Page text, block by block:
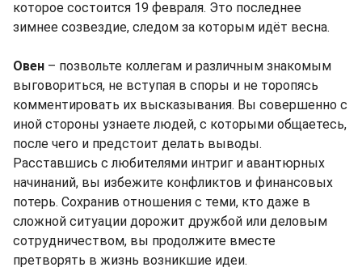
которое состоится 19 февраля. Это последнее
зимнее созвездие, следом за которым идёт весна.
Овен – позвольте коллегам и различным знакомым
выговориться, не вступая в споры и не торопясь
комментировать их высказывания. Вы совершенно с
иной стороны узнаете людей, с которыми общаетесь,
после чего и предстоит делать выводы.
Расставшись с любителями интриг и авантюрных
начинаний, вы избежите конфликтов и финансовых
потерь. Сохранив отношения с теми, кто даже в
сложной ситуации дорожит дружбой или деловым
сотрудничеством, вы продолжите вместе
претворять в жизнь возникшие идеи.